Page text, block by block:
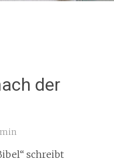
der
schreibt